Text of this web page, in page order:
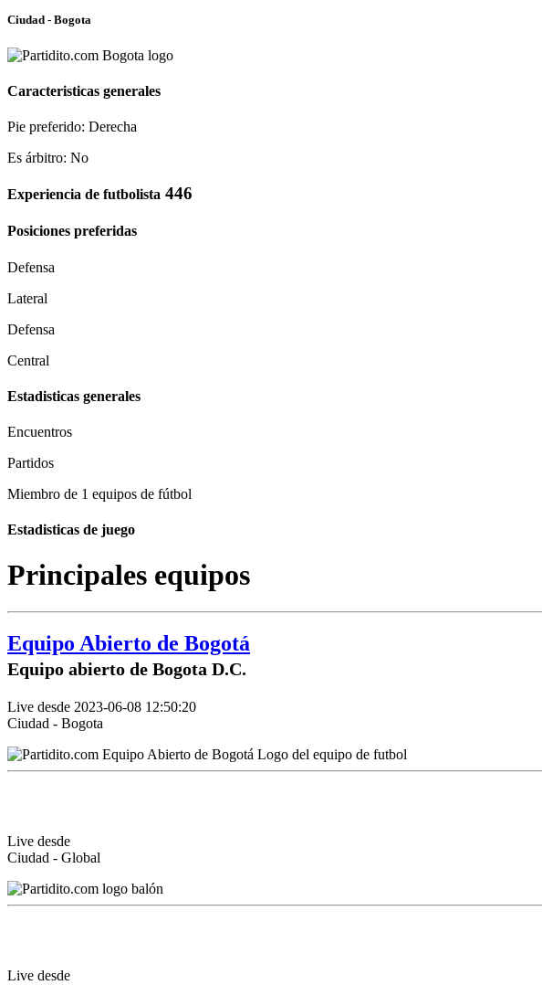
Ciudad - Bogota
Caracteristicas generales
Pie preferido: Derecha
Es árbitro: No
Experiencia de futbolista 446
Posiciones preferidas
Defensa
Lateral
Defensa
Central
Estadisticas generales
Encuentros
Partidos
Miembro de 1 equipos de fútbol
Estadisticas de juego
Principales equipos
Equipo Abierto de Bogotá
Equipo abierto de Bogota D.C.
Live desde 2023-06-08 12:50:20
Ciudad - Bogota
Live desde
Ciudad - Global
Live desde